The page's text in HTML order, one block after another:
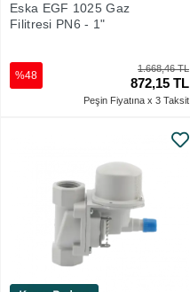
Eska EGF 1025 Gaz
Filitresi PN6 - 1"
1.668,46 TL
872,15 TL
%48
Peşin Fiyatına x 3 Taksit